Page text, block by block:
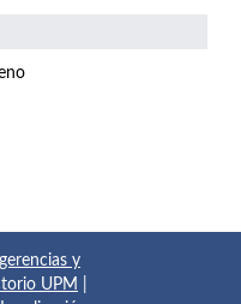
y
UPM